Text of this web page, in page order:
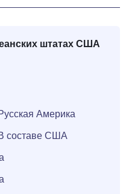
штатах США
Америка
составе США